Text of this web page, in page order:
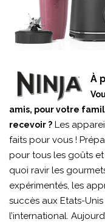
À
amis, pour votre
recevoir ? Les
faits pour vous !
pour tous les goûts
quoi ravir les
expérimentés, les
succès aux Etats-
l’international.